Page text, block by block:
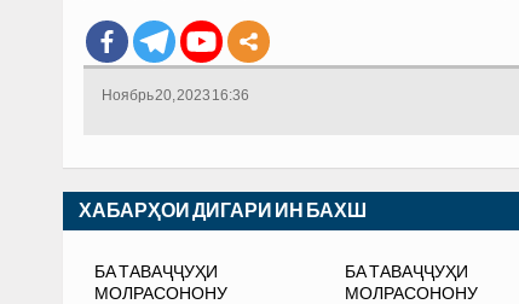
Ноябрь 20, 2023 16:36
ХАБАРҲОИ ДИГАРИ ИН БАХШ
БА ТАВАҶҶУҲИ
МОЛРАСОНОНУ
БА ТАВАҶҶУҲИ
МОЛРАСОНОНУ